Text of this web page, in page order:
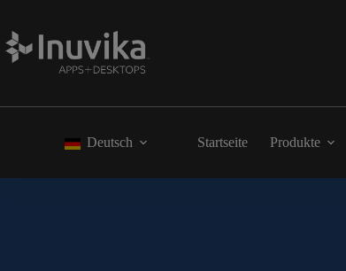
Deutsch Startseite Produkte